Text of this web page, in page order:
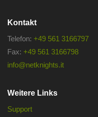
Kontakt
Telefon: +49 561 3166797
Fax: +49 561 3166798
info@netknights.it
Weitere Links
Support